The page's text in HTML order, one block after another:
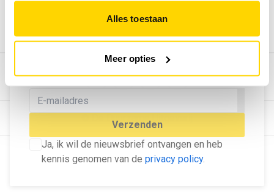
Alles toestaan
Meer opties
MELD U AAN VOOR ONZE
NIEUWSBRIEF
Blijf op de hoogte van het laatste nieuws!
Verzenden
Ja, ik wil de nieuwsbrief ontvangen en heb
kennis genomen van de privacy policy.
Bekijk hier de mogelijkheden.
© Dé Duurzame Uitgeverij